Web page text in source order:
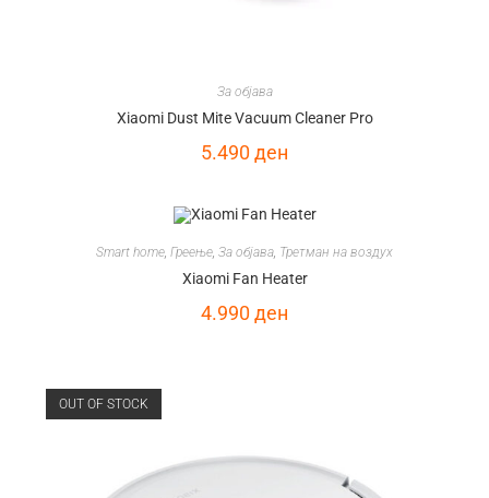
За објава
Xiaomi Dust Mite Vacuum Cleaner Pro
5.490ден
Smart home, Греење, За објава, Третман на воздух
Xiaomi Fan Heater
4.990ден
OUT OF STOCK